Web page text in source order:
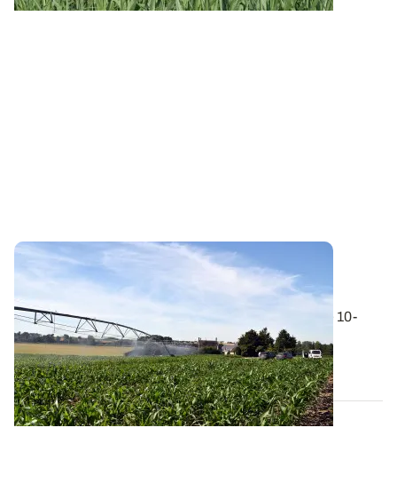
Maïs : quand faut-il démarrer l’irrigation ?
En maïs, l’irrigation débute classiquement au stade 10-
12 feuilles. Si le déficit est...
29 MAI 2026